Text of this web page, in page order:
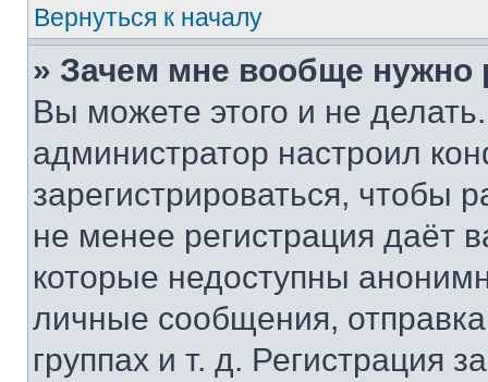
Вернуться к началу
» Зачем мне вообще нужно
Вы можете этого и не
администратор настроил
зарегистрироваться, чтобы
не менее регистрация даёт
которые недоступны
личные сообщения,
группах и т. д. Регистрация